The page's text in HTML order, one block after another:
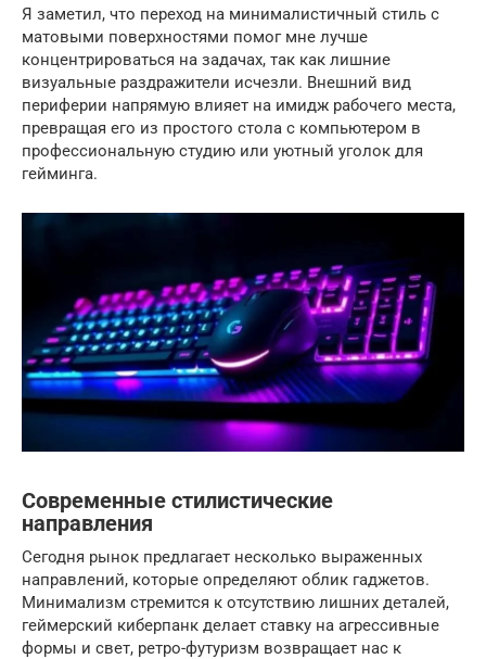
Я заметил, что переход на минималистичный стиль с
матовыми поверхностями помог мне лучше
концентрироваться на задачах, так как лишние
визуальные раздражители исчезли. Внешний вид
периферии напрямую влияет на имидж рабочего места,
превращая его из простого стола с компьютером в
профессиональную студию или уютный уголок для
гейминга.
Современные стилистические
направления
Сегодня рынок предлагает несколько выраженных
направлений, которые определяют облик гаджетов.
Минимализм стремится к отсутствию лишних деталей,
геймерский киберпанк делает ставку на агрессивные
формы и свет, ретро-футуризм возвращает нас к